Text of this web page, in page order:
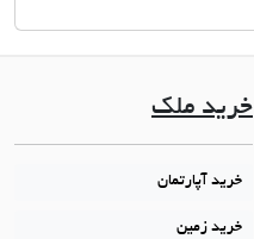
خرید ملک
خرید آپارتمان
خرید زمین